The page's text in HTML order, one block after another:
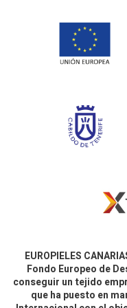
EUROPIELES
Fondo Europeo de
conseguir un tejido
que ha puesto en